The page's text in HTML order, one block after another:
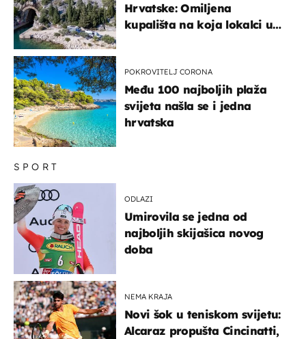
SPORT
ODLAZI
Umirovila se jedna od
najboljih skijašica novog
doba
NEMA KRAJA
Novi šok u teniskom svijetu:
Alcaraz propušta Cincinatti,
Hrvatske: Omiljena
kupališta na koja lokalci u
POKROVITELJ CORONA
Među 100 najboljih plaža
svijeta našla se i jedna
hrvatska